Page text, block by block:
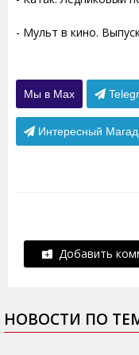
- Мульт в кино.
Мы в Max
Интересный
Добавить
НОВОСТИ ПО